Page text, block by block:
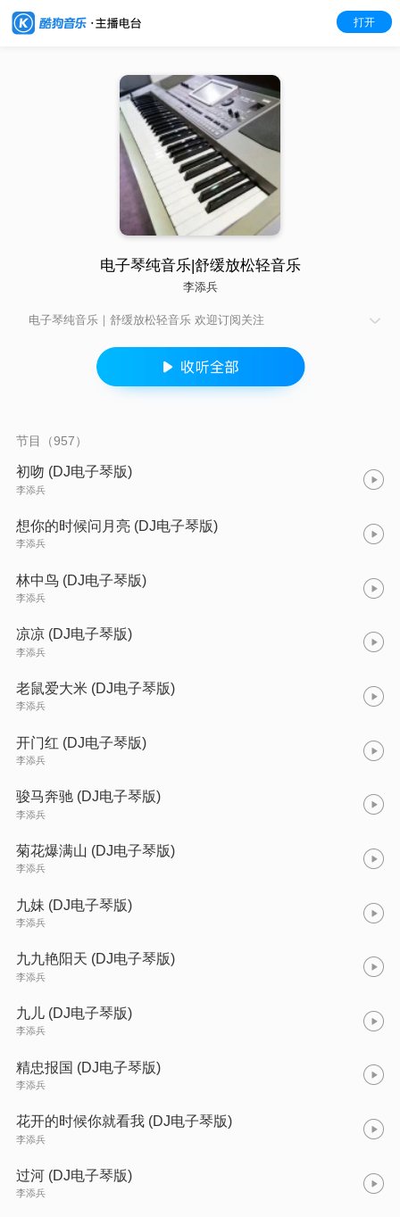
打开
电子琴纯音乐|舒缓放松轻音乐
李添兵
电子琴纯音乐｜舒缓放松轻音乐 欢迎订阅关注
节目（957）
初吻 (DJ电子琴版)
李添兵
想你的时候问月亮 (DJ电子琴版)
李添兵
林中鸟 (DJ电子琴版)
李添兵
凉凉 (DJ电子琴版)
李添兵
老鼠爱大米 (DJ电子琴版)
李添兵
开门红 (DJ电子琴版)
李添兵
骏马奔驰 (DJ电子琴版)
李添兵
菊花爆满山 (DJ电子琴版)
李添兵
九妹 (DJ电子琴版)
李添兵
九九艳阳天 (DJ电子琴版)
李添兵
九儿 (DJ电子琴版)
李添兵
精忠报国 (DJ电子琴版)
李添兵
花开的时候你就看我 (DJ电子琴版)
李添兵
过河 (DJ电子琴版)
李添兵